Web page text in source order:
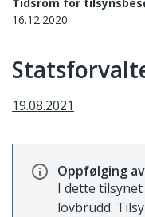
16.12.2020
19.08.2021
Oppfølging
I dette
lovbrudd.